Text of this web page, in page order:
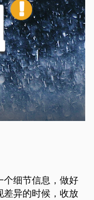
个细节信息，做好
异的时候，收放